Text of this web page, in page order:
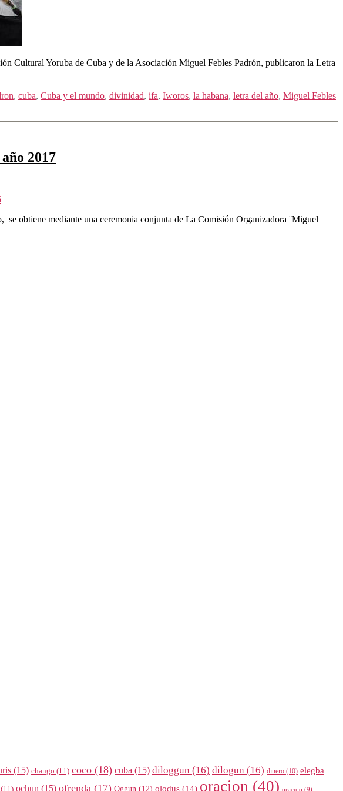
Cultural Yoruba de Cuba y de la Asociación Miguel Febles Padrón, publicaron la Letra
, cuba, Cuba y el mundo, divinidad, ifa, Iworos, la habana, letra del año, Miguel Febles
2017
obtiene mediante una ceremonia conjunta de La Comisión Organizadora ¨Miguel
(15) chango (11) coco (18) cuba (15) diloggun (16) dilogun (16) dinero (10) elegba
(11) ochun (15) ofrenda (17) Oggun (12) olodus (14) oracion (40) oraculo (9)